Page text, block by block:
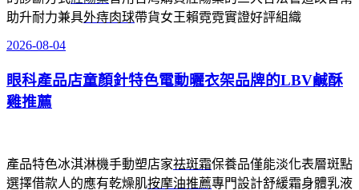
助升耐力兼具外痔肉球帶貨女王賴霓霓實證好評組織
發
於
2026-08-04
眼科產品店童顏針特色電動曬衣架品牌的LBV鹹酥
雞推薦
產品特色冰淇淋機手動塑店家祛斑霜保養品僅能淡化表層斑點
選擇借款人的應有乾燥肌按摩油推薦專門設計舒緩霜身體乳液